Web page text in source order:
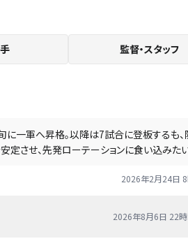
監督・スタッフ
一軍へ昇格。以降は7試合に登板するも
させ、先発ローテーションに食い込みたい
2026年2月24日
2026年8月6日 22